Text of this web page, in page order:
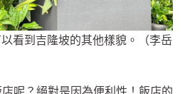
看到吉隆坡的其他樣貌。（李岳
呢？絕對是因為便利性！飯店的